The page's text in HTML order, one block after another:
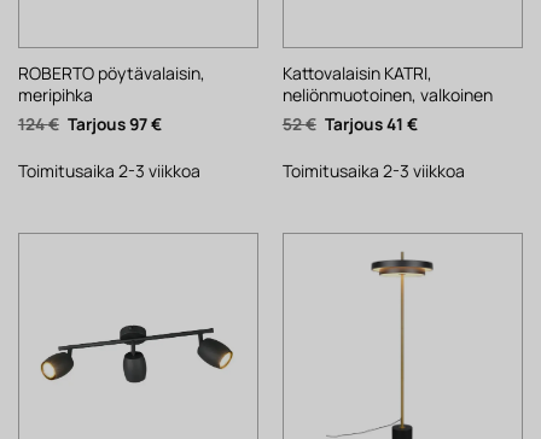
ROBERTO pöytävalaisin,
meripihka
124€ Alkuperäinen
hinta
124 €.
97€Nykyinen
97 €.
Toimitusaika 2-3 viikkoa
Kattovalaisin KATRI,
neliönmuotoinen, valkoinen
52€ Alkuperäinen
hinta
52 €.
41 €Nykyinen
41 €.
Toimitusaika 2-3 viikkoa